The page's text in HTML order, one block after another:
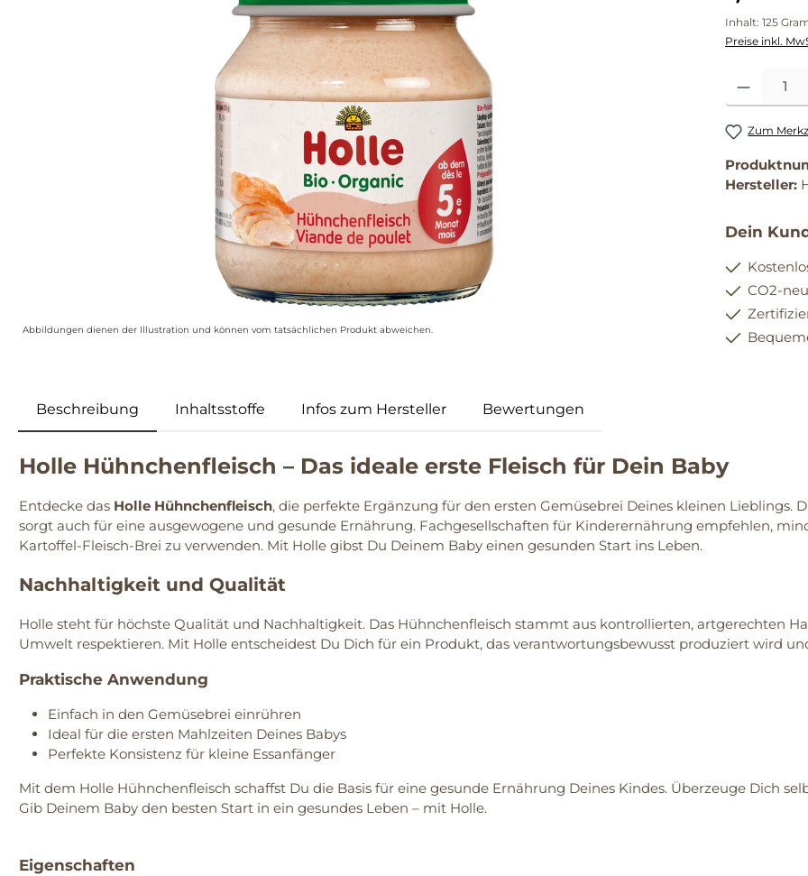
Abbildungen dienen der Illustration und können vom tatsächlichen Produkt abweichen.
Inhalt: 125
Preise inkl.
Produkt
Zum
Hersteller:
Dein
CO2-
Beschreibung Inhaltsstoffe Infos zum Hersteller Bewertungen
Holle Hühnchenfleisch – Das ideale erste Fleisch für Dein Baby
Entdecke das Holle Hühnchenfleisch, die perfekte Ergänzung für den ersten Gemüsebrei Deines kleinen Lieblings.
sorgt auch für eine ausgewogene und gesunde Ernährung. Fachgesellschaften für Kinderernährung empfehlen,
Kartoffel-Fleisch-Brei zu verwenden. Mit Holle gibst Du Deinem Baby einen gesunden Start ins Leben.
Nachhaltigkeit und Qualität
Holle steht für höchste Qualität und Nachhaltigkeit. Das Hühnchenfleisch stammt aus kontrollierten, artgerechten
Umwelt respektieren. Mit Holle entscheidest Du Dich für ein Produkt, das verantwortungsbewusst produziert wird
Praktische Anwendung
Einfach in den Gemüsebrei einrühren
Ideal für die ersten Mahlzeiten Deines Babys
Perfekte Konsistenz für kleine Essanfänger
Mit dem Holle Hühnchenfleisch schaffst Du die Basis für eine gesunde Ernährung Deines Kindes. Überzeuge Dich
Gib Deinem Baby den besten Start in ein gesundes Leben – mit Holle.
Eigenschaften